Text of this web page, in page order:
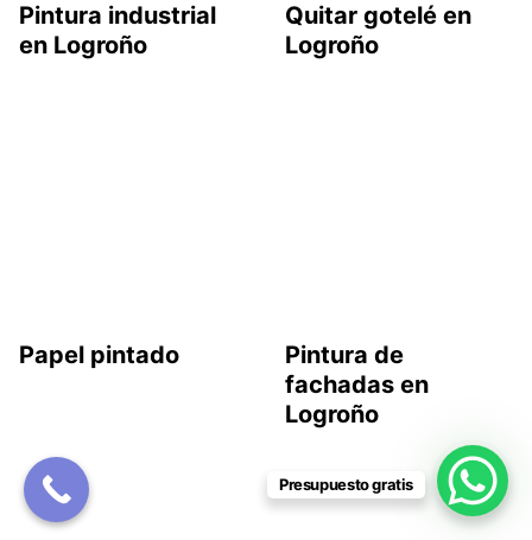
Pintura industrial
en Logroño
Quitar gotelé en
Logroño
Papel pintado
Pintura de
fachadas en
Logroño
Presupuesto gratis